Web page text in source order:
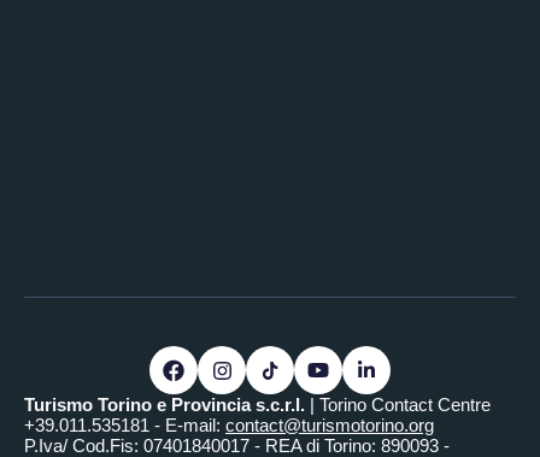
Turismo Torino e Provincia s.c.r.l. | Torino Contact Centre
+39.011.535181 - E-mail: contact@turismotorino.org
P.Iva/ Cod.Fis: 07401840017 - REA di Torino: 890093 -